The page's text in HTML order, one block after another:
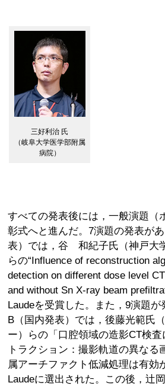
三好利治 氏
（岐阜大学医学部附属
病院）
すべての発表後には，一般演題（
彰式へと進んだ。7演題の発表が
表）では，谷 和紀子氏（神戸大
らの“Influence of reconstruction
detection on different dose level
and without Sn X-ray beam
Laudeを受賞した。また，9演題が
B（国内発表）では，後藤光範氏
ー）らの「口腔領域の造影CT検
トラクション：撮影軌道の異なる
属アーチファクト低減処理は有効
Laudeに選出された。この後，辻